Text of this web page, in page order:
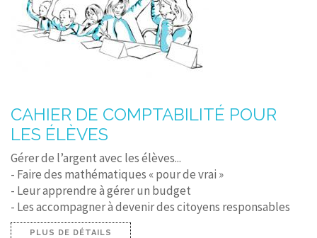
CAHIER DE COMPTABILITÉ POUR
LES ÉLÈVES
Gérer de l’argent avec les élèves...
- Faire des mathématiques « pour de vrai »
- Leur apprendre à gérer un budget
- Les accompagner à devenir des citoyens responsables
PLUS DE DÉTAILS